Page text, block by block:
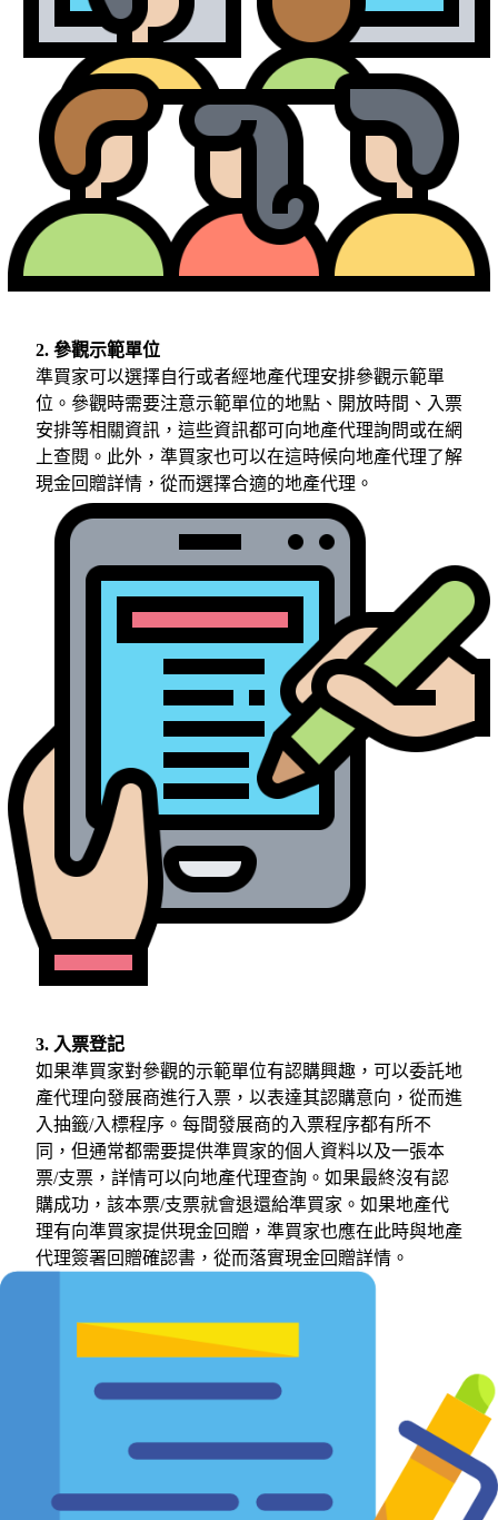
2. 參觀示範單位
準買家可以選擇自行或者經地產代理安排參觀示範單
位。參觀時需要注意示範單位的地點、開放時間、入票
安排等相關資訊，這些資訊都可向地產代理詢問或在網
上查閱。此外，準買家也可以在這時候向地產代理了解
現金回贈詳情，從而選擇合適的地產代理。
3. 入票登記
如果準買家對參觀的示範單位有認購興趣，可以委託地
產代理向發展商進行入票，以表達其認購意向，從而進
入抽籤/入標程序。每間發展商的入票程序都有所不
同，但通常都需要提供準買家的個人資料以及一張本
票/支票，詳情可以向地產代理查詢。如果最終沒有認
購成功，該本票/支票就會退還給準買家。如果地產代
理有向準買家提供現金回贈，準買家也應在此時與地產
代理簽署回贈確認書，從而落實現金回贈詳情。